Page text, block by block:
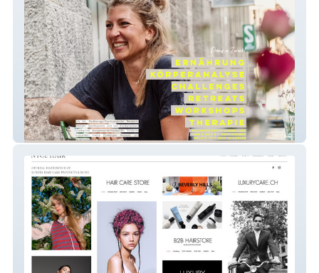
Creating Change